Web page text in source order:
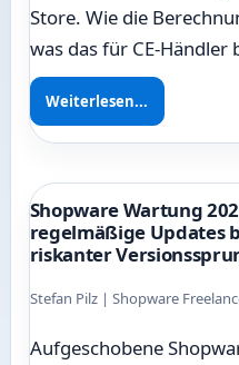
Store. Wie die
was das für CE-Händler
Weiterlesen...
Shopware Wartung
regelmäßige Updates
riskanter
Stefan Pilz | Shopware
Aufgeschobene